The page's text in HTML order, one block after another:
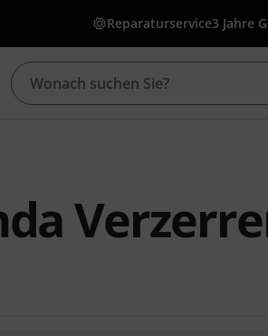
Reparaturservice3 Jahre